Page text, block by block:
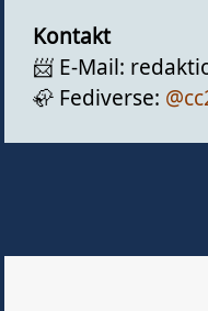
Kontakt
📨️ E-Mail:
🦣️ Fediverse: